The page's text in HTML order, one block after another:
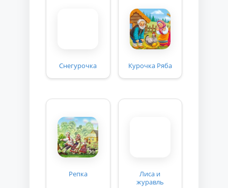
Снегурочка Курочка Ряба
Репка
Лиса и
журавль